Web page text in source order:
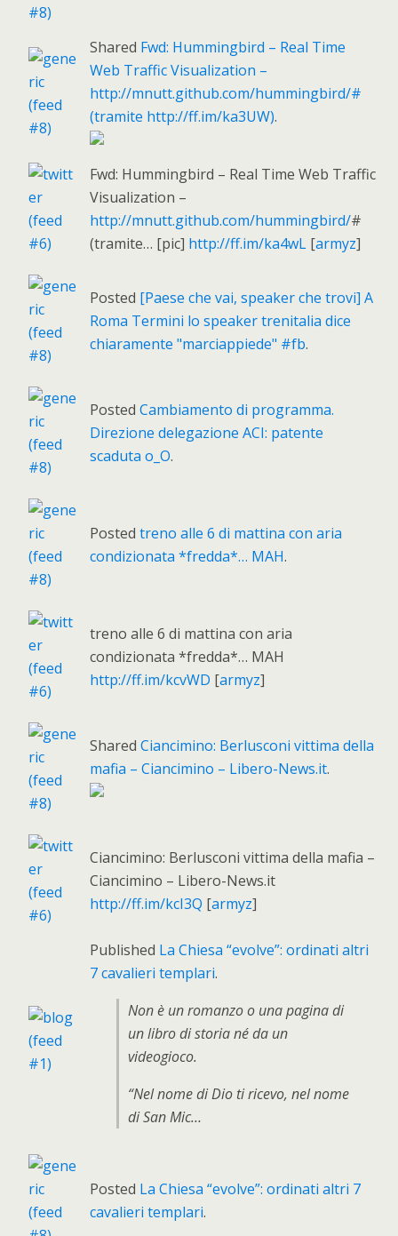
Shared Fwd: Hummingbird – Real Time
Web Traffic Visualization –
http://mnutt.github.com/hummingbird/#
(tramite http://ff.im/ka3UW).
Fwd: Hummingbird – Real Time Web Traffic
Visualization –
http://mnutt.github.com/hummingbird/#
(tramite… [pic] http://ff.im/ka4wL [armyz]
Posted [Paese che vai, speaker che trovi] A
Roma Termini lo speaker trenitalia dice
chiaramente "marciappiede" #fb.
Posted Cambiamento di programma.
Direzione delegazione ACI: patente
scaduta o_O.
Posted treno alle 6 di mattina con aria
condizionata *fredda*… MAH.
treno alle 6 di mattina con aria
condizionata *fredda*… MAH
http://ff.im/kcvWD [armyz]
Shared Ciancimino: Berlusconi vittima della
mafia – Ciancimino – Libero-News.it.
Ciancimino: Berlusconi vittima della mafia –
Ciancimino – Libero-News.it
http://ff.im/kcI3Q [armyz]
Published La Chiesa “evolve”: ordinati altri
7 cavalieri templari.
Non è un romanzo o una pagina di
un libro di storia né da un
videogioco.
“Nel nome di Dio ti ricevo, nel nome
di San Mic…
Posted La Chiesa “evolve”: ordinati altri 7
cavalieri templari.